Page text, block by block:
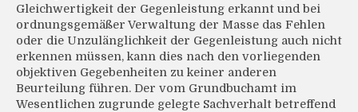
Gleichwertigkeit der Gegenleistung erkannt und bei
ordnungsgemäßer Verwaltung der Masse das Fehlen
oder die Unzulänglichkeit der Gegenleistung auch nicht
erkennen müssen, kann dies nach den vorliegenden
objektiven Gegebenheiten zu keiner anderen
Beurteilung führen. Der vom Grundbuchamt im
Wesentlichen zugrunde gelegte Sachverhalt betreffend